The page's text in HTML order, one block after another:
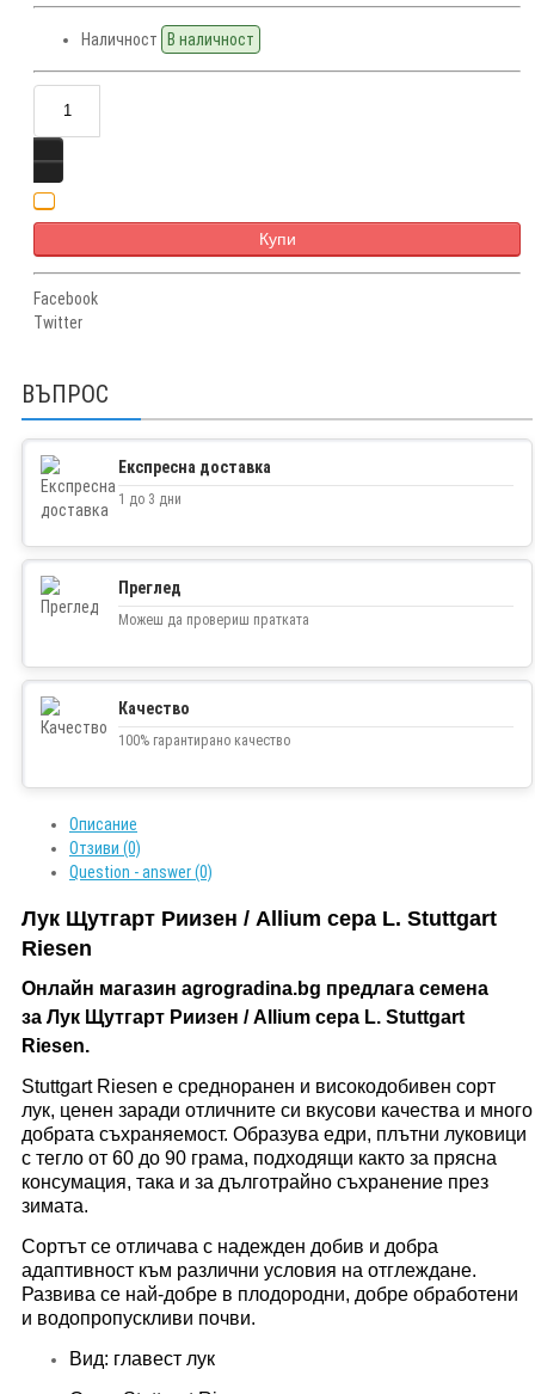
Наличност В наличност
Купи
Facebook
Twitter
ВЪПРОС
Експресна доставка
1 до 3 дни
Преглед
Можеш да провериш пратката
Качество
100% гарантирано качество
Описание
Отзиви (0)
Question - answer (0)
Лук Щутгарт Риизен / Allium cepa L. Stuttgart
Riesen
Онлайн магазин agrogradina.bg предлага семена
за Лук Щутгарт Риизен / Allium cepa L. Stuttgart
Riesen.
Stuttgart Riesen е средноранен и високодобивен сорт
лук, ценен заради отличните си вкусови качества и много
добрата съхраняемост. Образува едри, плътни луковици
с тегло от 60 до 90 грама, подходящи както за прясна
консумация, така и за дълготрайно съхранение през
зимата.
Сортът се отличава с надежден добив и добра
адаптивност към различни условия на отглеждане.
Развива се най-добре в плодородни, добре обработени
и водопропускливи почви.
Вид: главест лук